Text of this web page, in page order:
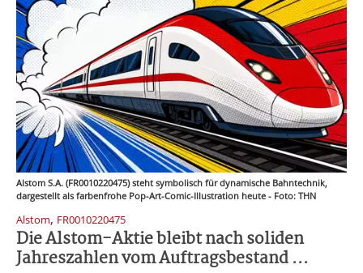
Alstom S.A. (FR0010220475) steht symbolisch für dynamische Bahntechnik,
dargestellt als farbenfrohe Pop-Art-Comic-Illustration heute - Foto: THN
Alstom, FR0010220475
Die Alstom-Aktie bleibt nach soliden
Jahreszahlen vom Auftragsbestand ...